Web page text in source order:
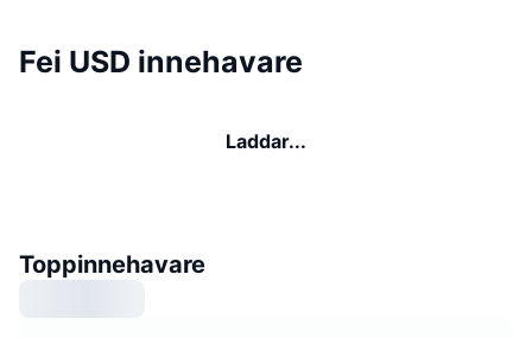
Fei USD innehavare
Laddar...
Toppinnehavare